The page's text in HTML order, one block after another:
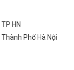
HN
Phố Hà Nội